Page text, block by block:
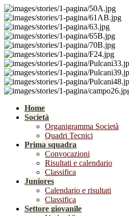
Home
Società
Organigramma Società
Quadri Tecnici
Prima squadra
Convocazioni
Risultati e calendario
Classifica
Juniores
Calendario e risultati
Classifica
Settore giovanile